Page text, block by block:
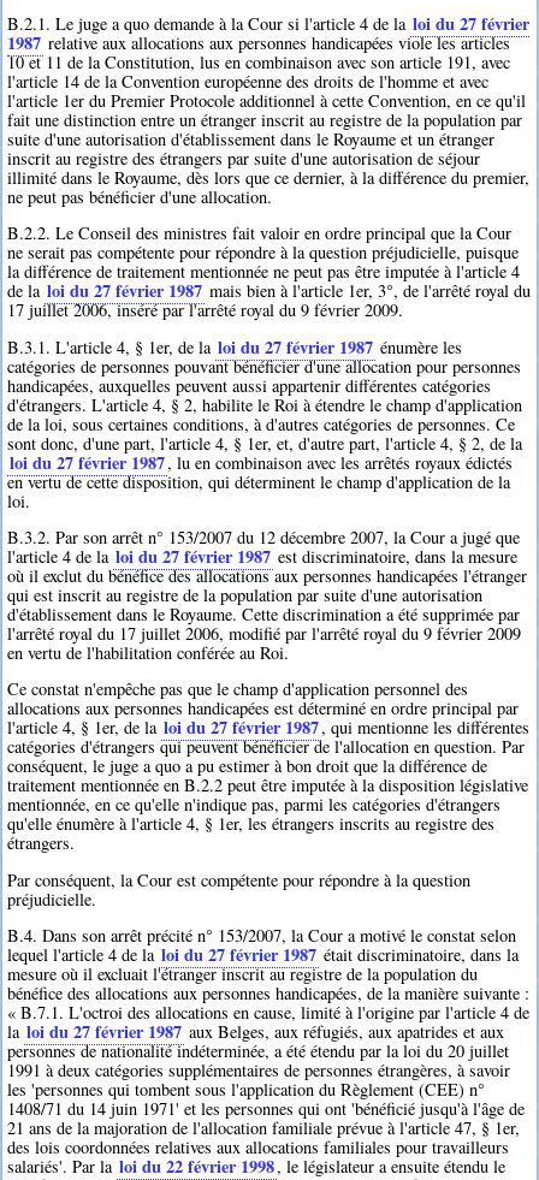
B.2.1. Le juge a quo demande à la Cour si l'article 4 de la loi du 27 février
1987 relative aux allocations aux personnes handicapées viole les articles
10 et 11 de la Constitution, lus en combinaison avec son article 191, avec
l'article 14 de la Convention européenne des droits de l'homme et avec
l'article 1er du Premier Protocole additionnel à cette Convention, en ce qu'il
fait une distinction entre un étranger inscrit au registre de la population par
suite d'une autorisation d'établissement dans le Royaume et un étranger
inscrit au registre des étrangers par suite d'une autorisation de séjour
illimité dans le Royaume, dès lors que ce dernier, à la différence du premier,
ne peut pas bénéficier d'une allocation.
B.2.2. Le Conseil des ministres fait valoir en ordre principal que la Cour
ne serait pas compétente pour répondre à la question préjudicielle, puisque
la différence de traitement mentionnée ne peut pas être imputée à l'article 4
de la loi du 27 février 1987 mais bien à l'article 1er, 3°, de l'arrêté royal du
17 juillet 2006, inséré par l'arrêté royal du 9 février 2009.
B.3.1. L'article 4, § 1er, de la loi du 27 février 1987 énumère les
catégories de personnes pouvant bénéficier d'une allocation pour personnes
handicapées, auxquelles peuvent aussi appartenir différentes catégories
d'étrangers. L'article 4, § 2, habilite le Roi à étendre le champ d'application
de la loi, sous certaines conditions, à d'autres catégories de personnes. Ce
sont donc, d'une part, l'article 4, § 1er, et, d'autre part, l'article 4, § 2, de la
loi du 27 février 1987, lu en combinaison avec les arrêtés royaux édictés
en vertu de cette disposition, qui déterminent le champ d'application de la
loi.
B.3.2. Par son arrêt n° 153/2007 du 12 décembre 2007, la Cour a jugé que
l'article 4 de la loi du 27 février 1987 est discriminatoire, dans la mesure
où il exclut du bénéfice des allocations aux personnes handicapées l'étranger
qui est inscrit au registre de la population par suite d'une autorisation
d'établissement dans le Royaume. Cette discrimination a été supprimée par
l'arrêté royal du 17 juillet 2006, modifié par l'arrêté royal du 9 février 2009
en vertu de l'habilitation conférée au Roi.
Ce constat n'empêche pas que le champ d'application personnel des
allocations aux personnes handicapées est déterminé en ordre principal par
l'article 4, § 1er, de la loi du 27 février 1987, qui mentionne les différentes
catégories d'étrangers qui peuvent bénéficier de l'allocation en question. Par
conséquent, le juge a quo a pu estimer à bon droit que la différence de
traitement mentionnée en B.2.2 peut être imputée à la disposition législative
mentionnée, en ce qu'elle n'indique pas, parmi les catégories d'étrangers
qu'elle énumère à l'article 4, § 1er, les étrangers inscrits au registre des
étrangers.
Par conséquent, la Cour est compétente pour répondre à la question
préjudicielle.
B.4. Dans son arrêt précité n° 153/2007, la Cour a motivé le constat selon
lequel l'article 4 de la loi du 27 février 1987 était discriminatoire, dans la
mesure où il excluait l'étranger inscrit au registre de la population du
bénéfice des allocations aux personnes handicapées, de la manière suivante :
« B.7.1. L'octroi des allocations en cause, limité à l'origine par l'article 4 de
la loi du 27 février 1987 aux Belges, aux réfugiés, aux apatrides et aux
personnes de nationalité indéterminée, a été étendu par la loi du 20 juillet
1991 à deux catégories supplémentaires de personnes étrangères, à savoir
les 'personnes qui tombent sous l'application du Règlement (CEE) n°
1408/71 du 14 juin 1971' et les personnes qui ont 'bénéficié jusqu'à l'âge de
21 ans de la majoration de l'allocation familiale prévue à l'article 47, § 1er,
des lois coordonnées relatives aux allocations familiales pour travailleurs
salariés'. Par la loi du 22 février 1998, le législateur a ensuite étendu le